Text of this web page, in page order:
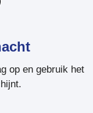
op en gebruik het